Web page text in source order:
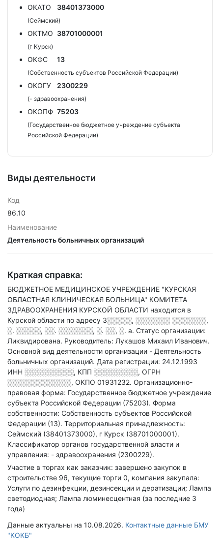
ОКАТО 38401373000
(Сеймский)
ОКТМО 38701000001
(г Курск)
ОКФС 13
(Собственность субъектов Российской Федерации)
ОКОГУ 2300229
(- здравоохранения)
ОКОПФ 75203
(Государственное бюджетное учреждение субъекта
Российской Федерации)
Виды деятельности
Код
86.10
Наименование
Деятельность больничных организаций
Краткая справка:
БЮДЖЕТНОЕ МЕДИЦИНСКОЕ УЧРЕЖДЕНИЕ "КУРСКАЯ
ОБЛАСТНАЯ КЛИНИЧЕСКАЯ БОЛЬНИЦА" КОМИТЕТА
ЗДРАВООХРАНЕНИЯ КУРСКОЙ ОБЛАСТИ находится в
Курской области по адресу 3░░░░░, ░░░░░░░ ░░░░░░░,
░. ░░░░░, ░░. ░░░░░░░, ░. ░░, ░. а. Статус организации:
Ликвидирована. Руководитель: Лукашов Михаил Иванович.
Основной вид деятельности организации - Деятельность
больничных организаций. Дата регистрации: 24.12.1993
ИНН ░░░░░░░░░░, КПП ░░░░░░░░░, ОГРН
░░░░░░░░░░░░░, ОКПО 01931232. Организационно-
правовая форма: Государственное бюджетное учреждение
субъекта Российской Федерации (75203). Форма
собственности: Собственность субъектов Российской
Федерации (13). Территориальная принадлежность:
Сеймский (38401373000), г Курск (38701000001).
Классификатор органов государственной власти и
управления: - здравоохранения (2300229).
Участие в торгах как заказчик: завершено закупок в
строительстве 96, текущие торги 0, компания закупала:
Услуги по дезинфекции, дезинсекции и дератизации; Лампа
светодиодная; Лампа люминесцентная (за последние 3
года)
Данные актуальны на 10.08.2026. Контактные данные БМУ
"КОКБ"